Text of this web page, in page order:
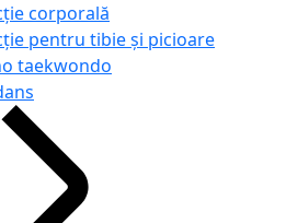
corporală
pentru tibie și picioare
taekwondo